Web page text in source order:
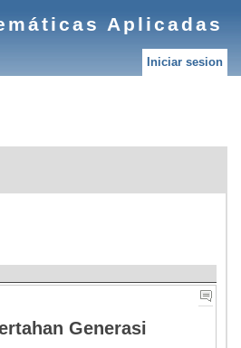
Aplicadas
Iniciar sesion
Generasi